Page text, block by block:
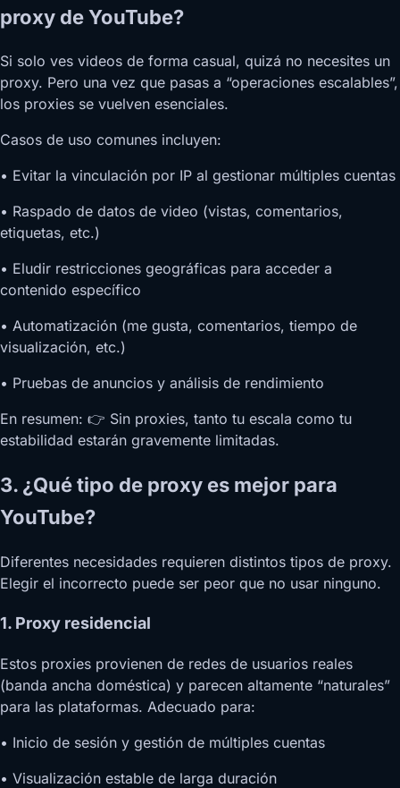
proxy de YouTube?
Si solo ves videos de forma casual, quizá no necesites un
proxy. Pero una vez que pasas a “operaciones escalables”,
los proxies se vuelven esenciales.
Casos de uso comunes incluyen:
• Evitar la vinculación por IP al gestionar múltiples cuentas
• Raspado de datos de video (vistas, comentarios,
etiquetas, etc.)
• Eludir restricciones geográficas para acceder a
contenido específico
• Automatización (me gusta, comentarios, tiempo de
visualización, etc.)
• Pruebas de anuncios y análisis de rendimiento
En resumen: 👉 Sin proxies, tanto tu escala como tu
estabilidad estarán gravemente limitadas.
3. ¿Qué tipo de proxy es mejor para
YouTube?
Diferentes necesidades requieren distintos tipos de proxy.
Elegir el incorrecto puede ser peor que no usar ninguno.
1. Proxy residencial
Estos proxies provienen de redes de usuarios reales
(banda ancha doméstica) y parecen altamente “naturales”
para las plataformas. Adecuado para:
• Inicio de sesión y gestión de múltiples cuentas
• Visualización estable de larga duración